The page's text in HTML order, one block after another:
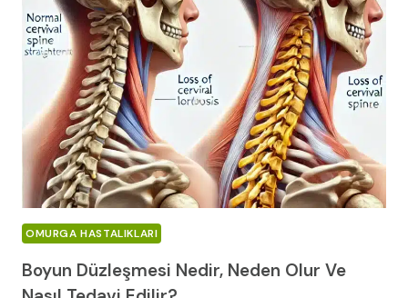
TEDAVISI
OMURGA HASTALIKLARI
Boyun Düzleşmesi Nedir, Neden Olur Ve